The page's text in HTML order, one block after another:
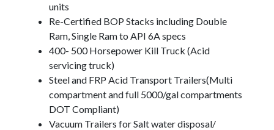
units
Re-Certified BOP Stacks including Double
Ram, Single Ram to API 6A specs
400- 500 Horsepower Kill Truck (Acid
servicing truck)
Steel and FRP Acid Transport Trailers(Multi
compartment and full 5000/gal compartments
DOT Compliant)
Vacuum Trailers for Salt water disposal/